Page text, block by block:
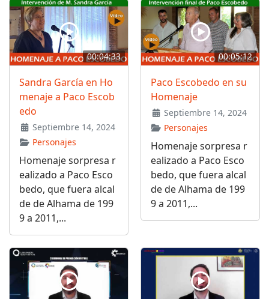
00:04:33
Sandra García en Ho
menaje a Paco Escob
edo
Septiembre 14, 2024
Personajes
Homenaje sorpresa r
ealizado a Paco Esco
bedo, que fuera alcal
de de Alhama de 199
9 a 2011,...
00:05:12
Paco Escobedo en su
Homenaje
Septiembre 14, 2024
Personajes
Homenaje sorpresa r
ealizado a Paco Esco
bedo, que fuera alcal
de de Alhama de 199
9 a 2011,...